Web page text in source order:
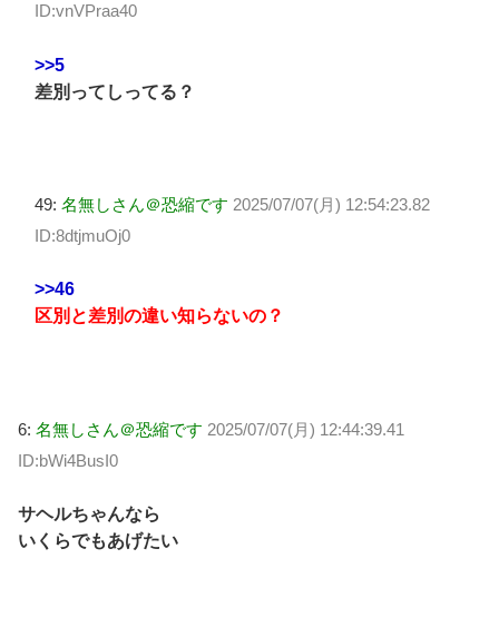
ID:vnVPraa40
>>5
差別ってしってる？
49: 名無しさん＠恐縮です 2025/07/07(月) 12:54:23.82
ID:8dtjmuOj0
>>46
区別と差別の違い知らないの？
6: 名無しさん＠恐縮です 2025/07/07(月) 12:44:39.41
ID:bWi4BusI0
サヘルちゃんなら
いくらでもあげたい